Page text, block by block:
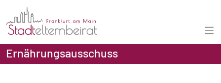
Ernährungsausschuss